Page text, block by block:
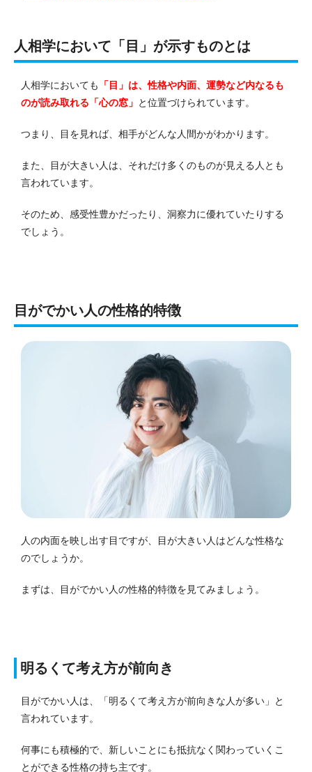
人相学において「目」が示すものとは
人相学においても
「目」は、性格や内面、運勢など内なるも
のが読み取れる「心の窓」 と位置づけられています。
つまり、目を見れば、相手がどんな人間かがわかります。
また、目が大きい人は、それだけ多くのものが見える人とも
言われています。
そのため、感受性豊かだったり、洞察力に優れていたりする
でしょう。
目がでかい人の性格的特徴
人の内面を映し出す目ですが、目が大きい人はどんな性格な
のでしょうか。
まずは、目がでかい人の性格的特徴を見てみましょう。
明るくて考え方が前向き
目がでかい人は、「明るくて考え方が前向きな人が多い」と
言われています。
何事にも積極的で、新しいことにも抵抗なく関わっていくこ
とができる性格の持ち主です。